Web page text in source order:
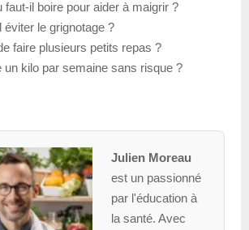
faut-il boire pour aider à maigrir ?
éviter le grignotage ?
faire plusieurs petits repas ?
un kilo par semaine sans risque ?
Julien Moreau
est un passionné
par l'éducation à
la santé. Avec